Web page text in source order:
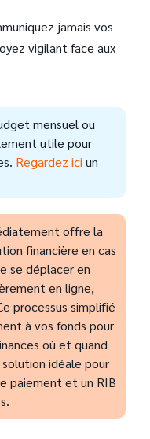
jamais vos
vigilant face aux
mensuel ou
utile pour
Regardez ici un
offre la
financière en cas
se déplacer en
en ligne,
processus simplifié
à vos fonds pour
où et quand
idéale pour
paiement et un RIB